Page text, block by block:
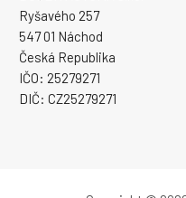
Ryšavého 257
547 01 Náchod
Česká Republika
IČO: 25279271
DIČ: CZ25279271